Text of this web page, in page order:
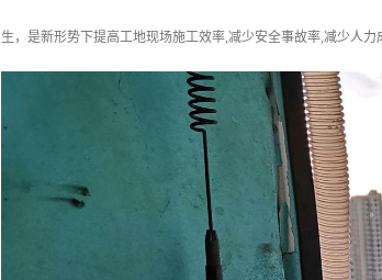
生，是新形势下提高工地现场施工效率,减少安全事故率,减少人力